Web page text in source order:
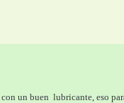
un buen  lubricante, eso